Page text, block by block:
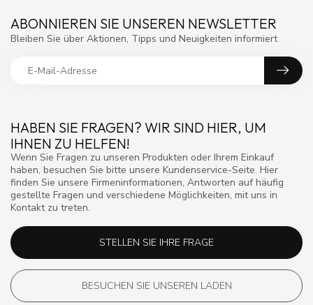
HABEN SIE FRAGEN? WIR SIND HIER, UM
IHNEN ZU HELFEN!
Wenn Sie Fragen zu unseren Produkten oder Ihrem Einkauf
haben, besuchen Sie bitte unsere Kundenservice-Seite. Hier
finden Sie unsere Firmeninformationen, Antworten auf häufig
gestellte Fragen und verschiedene Möglichkeiten, mit uns in
Kontakt zu treten.
STELLEN SIE IHRE FRAGE
BESUCHEN SIE UNSEREN LADEN
ABONNIEREN SIE UNSEREN NEWSLETTER
Bleiben Sie über Aktionen, Tipps und Neuigkeiten informiert